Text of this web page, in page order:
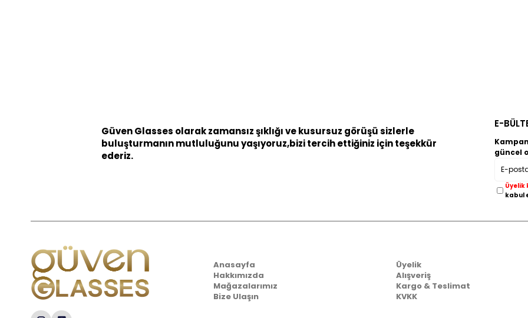
Güven Glasses olarak zamansız şıklığı ve kusursuz görüşü sizlerle
buluşturmanın mutluluğunu yaşıyoruz,bizi tercih ettiğiniz için teşekkür
ederiz.
E-
güncel
Üyelik
kabul
Anasayfa
Hakkımızda
Mağazalarımız
Bize Ulaşın
Üyelik
Alışveriş
Kargo & Teslimat
KVKK